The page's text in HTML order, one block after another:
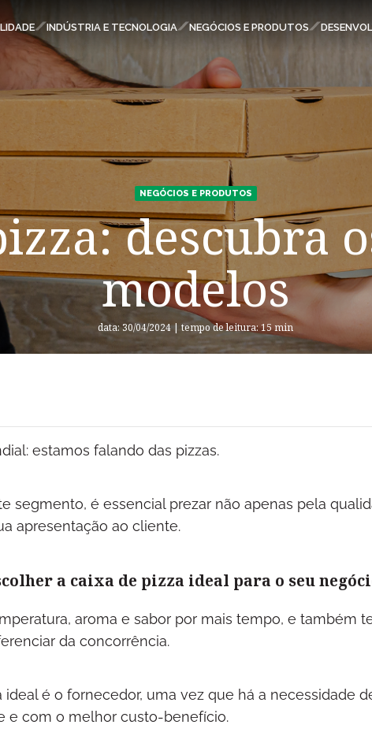
INDÚSTRIA E TECNOLOGIA NEGÓCIOS E PRODUTOS
ESPAÇOS KLABIN
Carreiras
Relatório de Sustentabilidade
Parque Ecológico Klabin
Eukaliner
Plante com a Klabin
Klabin ForYou
Relações com Investidores
Todas Florestas Importam
Programa Caiubi
Inova Klabin
NEGÓCIOS E PRODUTOS
descubra
modelos
data: 30/04/2024 | tempo de leitura: 15 min
estamos falando das pizzas.
segmento, é essencial prezar não apenas pela
apresentação ao cliente.
a caixa de pizza ideal para o seu
aroma e sabor por mais tempo, e também
da concorrência.
é o fornecedor, uma vez que há a necessidade
e com o melhor custo-benefício.